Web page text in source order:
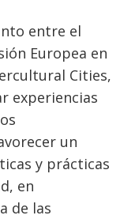
entre el
Europea en
Cities,
experiencias
un
y prácticas
en
de las